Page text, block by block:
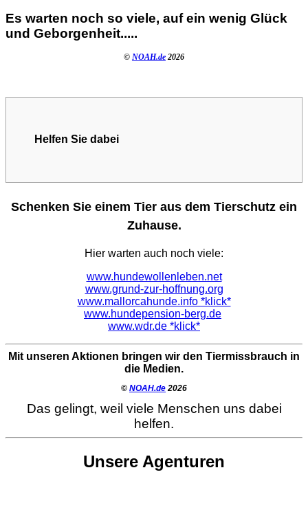
Es warten noch so viele, auf ein wenig Glück
und Geborgenheit.....
© NOAH.de 2026
Helfen Sie dabei
Schenken Sie einem Tier aus dem Tierschutz ein
Zuhause.
Hier warten auch noch viele:
www.hundewollenleben.net
www.grund-zur-hoffnung.org
www.mallorcahunde.info *klick*
www.hundepension-berg.de
www.wdr.de *klick*
Mit unseren Aktionen bringen wir den Tiermissbrauch in
die Medien.
© NOAH.de 2026
Das gelingt, weil viele Menschen uns dabei
helfen.
Unsere Agenturen